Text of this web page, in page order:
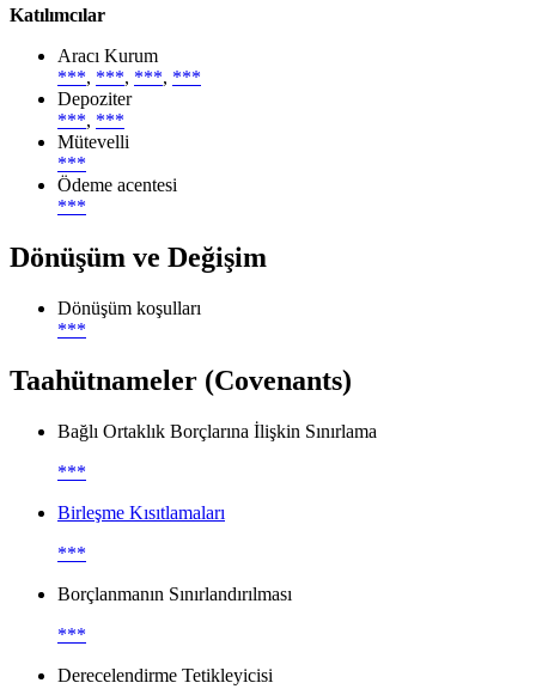
Katılımcılar
Aracı Kurum
***, ***, ***, ***
Depoziter
***, ***
Mütevelli
***
Ödeme acentesi
***
Dönüşüm ve Değişim
Dönüşüm koşulları
***
Taahütnameler (Covenants)
Bağlı Ortaklık Borçlarına İlişkin Sınırlama
***
Birleşme Kısıtlamaları
***
Borçlanmanın Sınırlandırılması
***
Derecelendirme Tetikleyicisi